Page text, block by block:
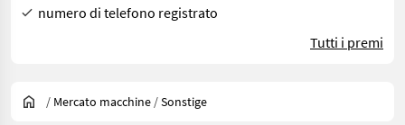
numero di telefono registrato
Tutti i premi
/ Mercato macchine /Sonstige